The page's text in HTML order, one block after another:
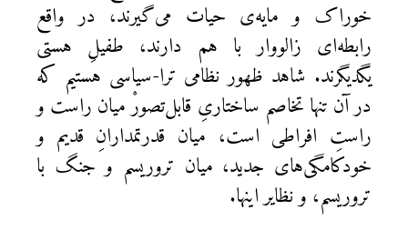
خوراک و مایه‌ی حیات می‌گیرند، در واقع
رابطه‌ای زالووار با هم دارند، طفیلِ هستی
یگدیگرند. شاهد ظهور نظامی ترا-سیاسی هستیم که
در آن تنها تخاصم ساختاریِ قابل‌تصورْ میان راست و
راستِ افراطی است، میان قدرتمدارانِ قدیم و
خودکامگی‌های جدید، میان تروریسم و جنگ با
تروریسم، و نظایر اینها.